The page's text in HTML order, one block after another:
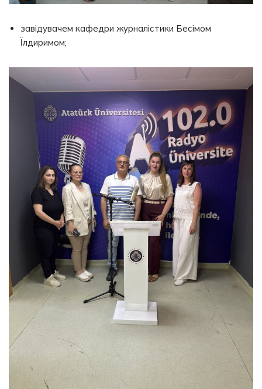
завідувачем кафедри журналістики Бесімом
Їлдиримом;